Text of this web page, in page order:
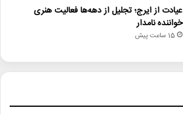
عیادت از ایرج؛ تجلیل از دهه‌ها فعالیت هنری
خواننده نامدار
15 ساعت پیش